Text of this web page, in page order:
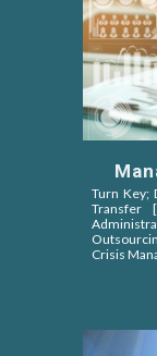
Turn Key;
Transfer
Crisis